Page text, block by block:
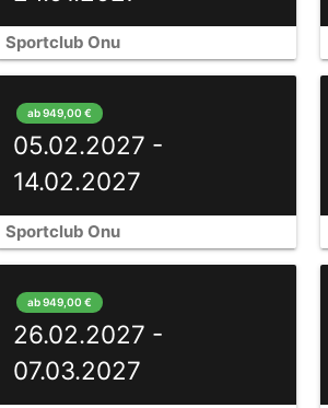
Sportclub Onu
ab 949,00 €
05.02.2027 -
14.02.2027
Sportclub Onu
ab 949,00 €
26.02.2027 -
07.03.2027